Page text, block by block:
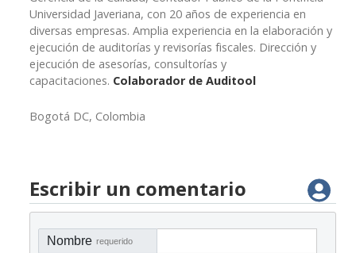
Universidad Javeriana, con 20 años de experiencia en
diversas empresas. Amplia experiencia en la elaboración y
ejecución de auditorías y revisorías fiscales. Dirección y
ejecución de asesorías, consultorías y
capacitaciones. Colaborador de Auditool
Bogotá DC, Colombia
Escribir un comentario
Nombre requerido